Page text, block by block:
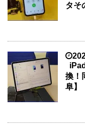
タそ
換！
阜】